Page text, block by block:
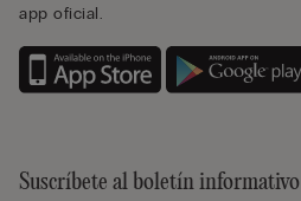
app oficial.
Suscríbete al boletín informativo